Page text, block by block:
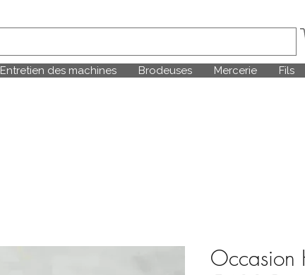
Entretien des machines Brodeuses Mercerie Fils
Occasion